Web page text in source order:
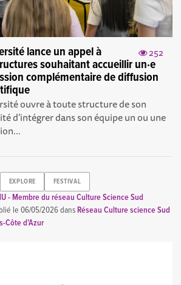
252
lance un appel à
souhaitant accueillir un·e
complémentaire de diffusion
ouvre à toute structure de son
d’intégrer dans son équipe un ou une
EXPLORE FESTIVAL
- Membre du réseau Culture Science Sud
le06/05/2026dansRéseau Culture science Sud
Côte d'Azur